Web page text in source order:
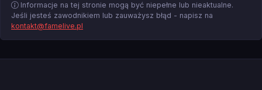
Informacje na tej stronie mogą być niepełne lub nieaktualne.
Jeśli jesteś zawodnikiem lub zauważysz błąd - napisz na
kontakt@famelive.pl